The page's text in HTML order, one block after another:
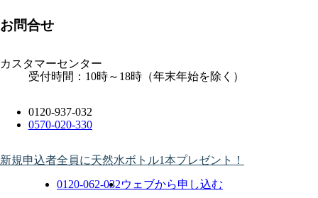
お問合せ
カスタマーセンター
受付時間：10時～18時（年末年始を除く）
0120-937-032
0570-020-330
新規申込者全員に天然水ボトル1本プレゼント！
0120-062-032ウェブから申し込む